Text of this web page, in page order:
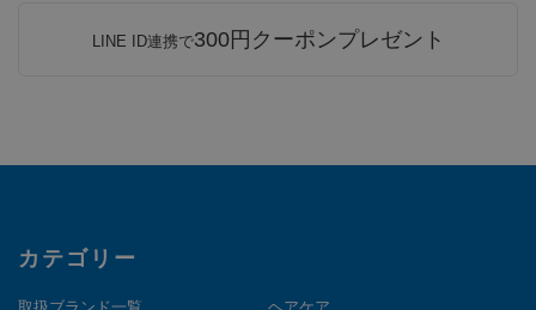
LINE ID連携で300円クーポンプレゼント
カテゴリー